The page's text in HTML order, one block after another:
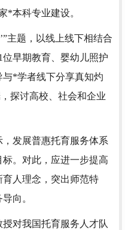
*本科专业建设。
主题，以线上线下相结合
早期教育、婴幼儿照护
*学者线下分享真知灼
探讨高校、社会和企业
发展普惠托育服务体系
。对此，应进一步提高
人理念，突出师范特
向。
对我国托育服务人才队